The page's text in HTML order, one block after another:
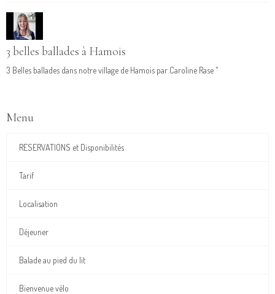
3 belles ballades à Hamois
3 Belles ballades dans notre village de Hamois par Caroline Rase "
Menu
RESERVATIONS et Disponibilités
Tarif
Localisation
Déjeuner
Balade au pied du lit
Bienvenue vélo